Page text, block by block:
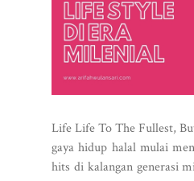
Life Life To The Fullest,
gaya hidup halal mulai
hits di kalangan generasi